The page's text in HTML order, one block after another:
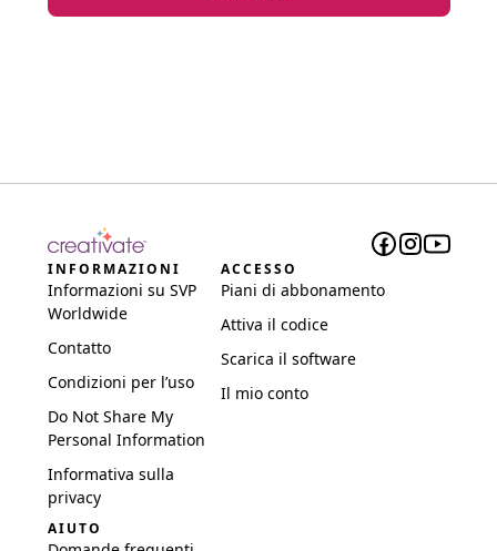
INFORMAZIONI
Informazioni su SVP
Worldwide
Contatto
Condizioni per l’uso
Do Not Share My
Personal Information
Informativa sulla
privacy
ACCESSO
Piani di abbonamento
Attiva il codice
Scarica il software
Il mio conto
AIUTO